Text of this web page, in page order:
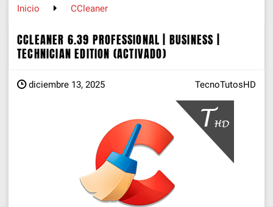
Inicio CCleaner
CCLEANER 6.39 PROFESSIONAL | BUSINESS |
TECHNICIAN EDITION (ACTIVADO)
diciembre 13, 2025 TecnoTutosHD